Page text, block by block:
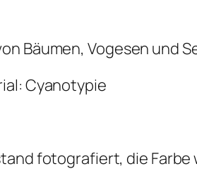
Bäumen, Vogesen und
Cyanotypie
fotografiert, die